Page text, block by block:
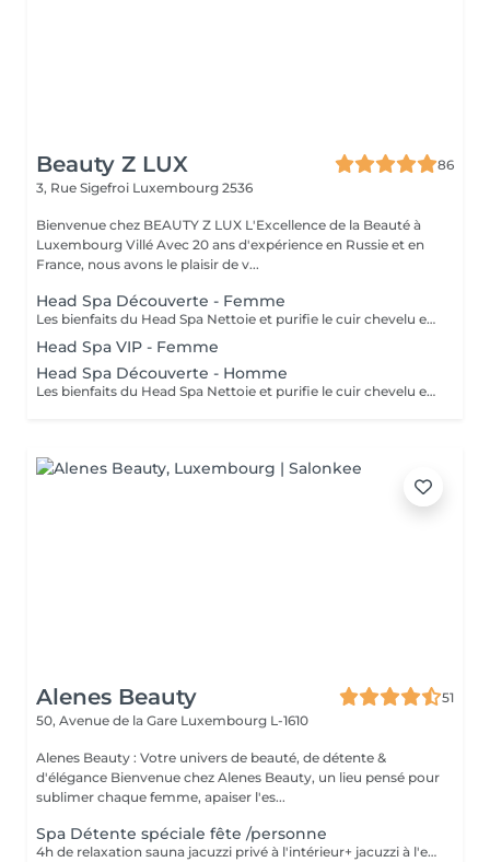
Beauty Z LUX
86
3, Rue Sigefroi Luxembourg 2536
Bienvenue chez BEAUTY Z LUX L'Excellence de la Beauté à
Luxembourg Villé Avec 20 ans d'expérience en Russie et en
France, nous avons le plaisir de v...
Head Spa Découverte - Femme
Les bienfaits du Head Spa Nettoie et purifie le cuir chevelu en profondeur. Stimule la circulation sanguine et favorise la pousse des cheveux. Relâche les tensions du cuir chevelu, de la nuque et des épaules. Offre une relaxation profonde, réduit le stress et apaise l'esprit. Rend les cheveux plus brillants, légers et revitalisés. Résultat : un cuir chevelu sain, des cheveux éclatants et une sensation de bien-être total. Le soin commence par un diagnostic rapide du cuir chevelu afin de choisir les produits adaptés. Ensuite, vous vous installez confortablement, et un massage relaxant du cuir chevelu, de la nuque et des épaules est réalisé avec des gestes doux et apaisants. Un nettoyage en profondeur et une hydratation sont appliqués pour purifier et nourrir le cuir chevelu. Tout au long du soin, vous ressentez une détente totale, et à la fin vos cheveux sont légers, brillants et revitalisés. The Benefits of a Head Spa Deeply cleanses and purifies the scalp. Stimulates blood circulation and encourages healthy hair growth. Releases tension in the scalp, neck, and shoulders. Provides deep relaxation, reduces stress, and calms the mind. Leaves hair shinier, lighter, and revitalized. Result: a healthy scalp, radiant hair, and a complete sense of well-being. The treatment starts with a quick scalp analysis to select the right products for your needs. You then lie back comfortably while enjoying a relaxing massage of the scalp, neck, and shoulders with gentle, soothing movements. A deep cleansing and hydration ritual is applied to purify and nourish the scalp. Throughout the session, you experience total relaxation, and afterwards your hair feels light, shiny, and revitalized.
Head Spa VIP - Femme
Head Spa Découverte - Homme
Les bienfaits du Head Spa Nettoie et purifie le cuir chevelu en profondeur.Stimule la circulation sanguine et favorise la pousse des cheveux. Relâche les tensions du cuir chevelu, de la nuque et des épaules. Offre une relaxation profonde, réduit le stress et apaise l'esprit. Rend les cheveux plus brillants, légers et revitalisés. Résultat : un cuir chevelu sain, des cheveux éclatants et une sensation de bien-être total. Le soin commence par un diagnostic rapide du cuir chevelu afin de choisir les produits adaptés. Ensuite, vous vous installez confortablement, et un massage relaxant du cuir chevelu, de la nuque et des épaules est réalisé avec des gestes doux et apaisants. Un nettoyage en profondeur et une hydratation sont appliqués pour purifier et nourrir le cuir chevelu. Tout au long du soin, vous ressentez une détente totale, et à la fin vos cheveux sont légers, brillants et revitalisés. The Benefits of a Head Spa Deeply cleanses and purifies the scalp. Stimulates blood circulation and encourages healthy hair growth. Releases tension in the scalp, neck, and shoulders. Provides deep relaxation, reduces stress, and calms the mind. Leaves hair shinier, lighter, and revitalized. Result: a healthy scalp, radiant hair, and a complete sense of well-being. The treatment starts with a quick scalp analysis to select the right products for your needs. You then lie back comfortably while enjoying a relaxing massage of the scalp, neck, and shoulders with gentle, soothing movements. A deep cleansing and hydration ritual is applied to purify and nourish the scalp. Throughout the session, you experience total relaxation, and afterwards your hair feels light, shiny, and revitalized.
Alenes Beauty
51
50, Avenue de la Gare Luxembourg L-1610
Alenes Beauty : Votre univers de beauté, de détente &
d'élégance Bienvenue chez Alenes Beauty, un lieu pensé pour
sublimer chaque femme, apaiser l'es...
Spa Détente spéciale fête /personne
4h de relaxation sauna jacuzzi privé à l'intérieur+ jacuzzi à l'extérieur +terrasse avec brasero+ gommage corps + massage relaxant + repas (max 10 pers.) prix par pers. Spécial pour anniversaire, enterrement de vie de jeunes filles, familial ex...